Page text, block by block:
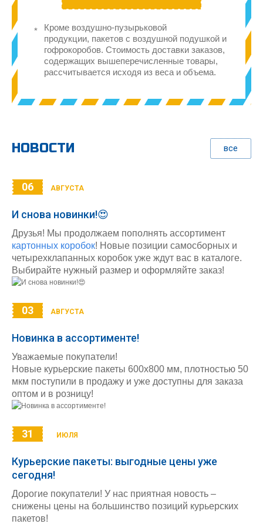
Кроме воздушно-пузырьковой
продукции, пакетов с воздушной подушкой и
гофрокоробов. Стоимость доставки заказов,
содержащих вышеперечисленные товары,
рассчитывается исходя из веса и объема.
НОВОСТИ все
06 АВГУСТА
И снова новинки!😍
Друзья! Мы продолжаем пополнять ассортимент
картонных коробок! Новые позиции самосборных и
четырехклапанных коробок уже ждут вас в каталоге.
Выбирайте нужный размер и оформляйте заказ!
03 АВГУСТА
Новинка в ассортименте!
Уважаемые покупатели!
Новые курьерские пакеты 600х800 мм, плотностью 50
мкм поступили в продажу и уже доступны для заказа
оптом и в розницу!
31 ИЮЛЯ
Курьерские пакеты: выгодные цены уже
сегодня!
Дорогие покупатели! У нас приятная новость –
снижены цены на большинство позиций курьерских
пакетов!